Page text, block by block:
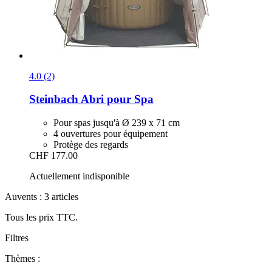
4.0 (2)
SteinbachAbri pour Spa
Pour spas jusqu'à Ø 239 x 71 cm
4 ouvertures pour équipement
Protège des regards
CHF 177.00
Actuellement indisponible
Auvents : 3 articles
Tous les prix TTC.
Filtres
Thèmes :